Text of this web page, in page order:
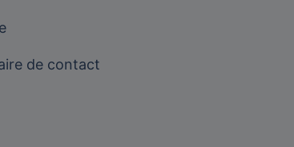
de contact